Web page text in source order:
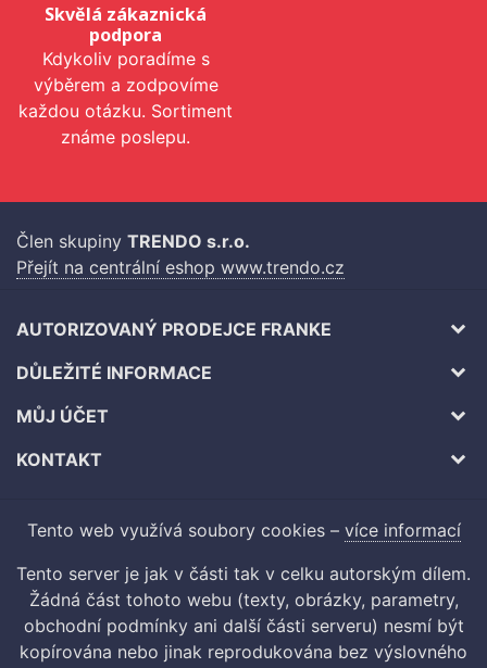
Skvělá zákaznická
podpora
Kdykoliv poradíme s
výběrem a zodpovíme
každou otázku. Sortiment
známe poslepu.
Člen skupiny TRENDO s.r.o.
Přejít na centrální eshop www.trendo.cz
AUTORIZOVANÝ PRODEJCE FRANKE
DŮLEŽITÉ INFORMACE
MŮJ ÚČET
KONTAKT
Tento web využívá soubory cookies – více informací
Tento server je jak v části tak v celku autorským dílem.
Žádná část tohoto webu (texty, obrázky, parametry,
obchodní podmínky ani další části serveru) nesmí být
kopírována nebo jinak reprodukována bez výslovného